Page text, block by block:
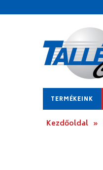
TERMÉKEINK
Kezdőoldal »